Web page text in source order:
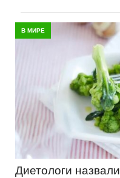
В МИРЕ
Диетологи